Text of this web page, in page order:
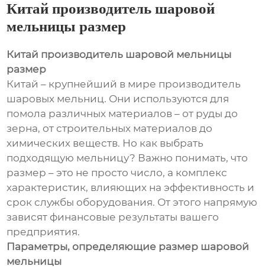
Китай производитель шаровой
мельницы размер
Китай производитель шаровой мельницы
размер
Китай – крупнейший в мире производитель
шаровых мельниц. Они используются для
помола различных материалов – от руды до
зерна, от строительных материалов до
химических веществ. Но как выбрать
подходящую мельницу? Важно понимать, что
размер – это не просто число, а комплекс
характеристик, влияющих на эффективность и
срок службы оборудования. От этого напрямую
зависят финансовые результаты вашего
предприятия.
Параметры, определяющие размер шаровой
мельницы